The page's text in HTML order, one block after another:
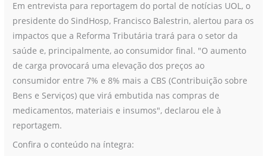
Em entrevista para reportagem do portal de notícias UOL, o
presidente do SindHosp, Francisco Balestrin, alertou para os
impactos que a Reforma Tributária trará para o setor da
saúde e, principalmente, ao consumidor final. "O aumento
de carga provocará uma elevação dos preços ao
consumidor entre 7% e 8% mais a CBS (Contribuição sobre
Bens e Serviços) que virá embutida nas compras de
medicamentos, materiais e insumos", declarou ele à
reportagem.
Confira o conteúdo na íntegra:
aumento
de
preços
ao
consumidor
da
saúde